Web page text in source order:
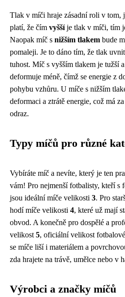
Tlak v míči hraje zásadní roli v tom,
platí, že čím vyššíje tlak v míči, tím
Naopak míč s nižším tlakem bude
pomaleji. Je to dáno tím, že tlak
tuhost. Míč s vyšším tlakem je tužší
deformuje méně, čímž se energie z
pohybu vzhůru. U míče s nižším
deformaci a ztrátě energie, což má
odraz.
Typy míčů pro různé
Vybíráte míč a nevíte, který je ten
vám! Pro nejmenší fotbalisty, kteří s
jsou ideální míče velikosti 3. Pro
hodí míče velikosti 4, které už mají
obvod. A konečně pro dospělé a
velikost 5, oficiální velikost
se míče liší i materiálem a
zda hrajete na trávě, umělce nebo v
Výrobci a značky míčů